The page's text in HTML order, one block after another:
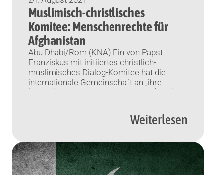
Muslimisch-christlisches
Komitee: Menschenrechte für
Afghanistan
Abu Dhabi/Rom (KNA) Ein von Papst
Franziskus mit initiiertes christlich-
muslimisches Dialog-Komitee hat die
internationale Gemeinschaft an „ihre
humanitäre Verantwortung gegenüber dem
forderte das „Höhere Komitee für die
Geschwisterlichkeit aller Menschen“ mit
Menschenrechte und menschlicher
Freiheiten. Dabei geht es insbesondere um
den Schutz der Rechte […]
Weiterlesen